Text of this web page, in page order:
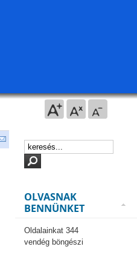
OLVASNAK
BENNÜNKET
Oldalainkat 344
vendég böngészi